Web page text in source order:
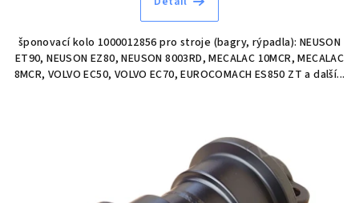
šponovací kolo 1000012856 pro stroje (bagry, rýpadla): NEUSON
ET90, NEUSON EZ80, NEUSON 8003RD, MECALAC 10MCR, MECALAC
8MCR, VOLVO EC50, VOLVO EC70, EUROCOMACH ES850 ZT a další...